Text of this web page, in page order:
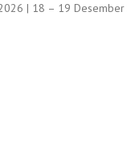
| 18 – 19